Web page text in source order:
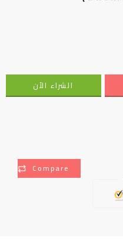
الشراء الأن
Compare